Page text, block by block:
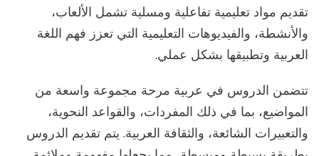
تقديم مواد تعليمية تفاعلية ومسلية تشمل الألعاب،
والأنشطة، والفيديوهات التعليمية التي تعزز فهم اللغة
العربية وتطبيقها بشكل عملي.
تتضمن الدروس في عربية مرحة مجموعة واسعة من
المواضيع، بما في ذلك المفردات، والقواعد النحوية،
والتعبيرات الشائعة، والثقافة العربية. يتم تقديم الدروس